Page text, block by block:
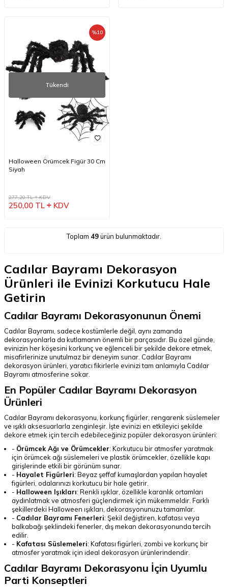
%10
Tükendi
Halloween Örümcek Figür 30 Cm
Siyah
277,20TL KDV
250,00 TL KDV
Toplam 49ürün bulunmaktadır.
Cadılar Bayramı Dekorasyon
Ürünleri ile Evinizi Korkutucu Hale
Getirin
Cadılar Bayramı Dekorasyonunun Önemi
Cadılar Bayramı, sadece kostümlerle değil, aynı zamanda
dekorasyonlarla da kutlamanın önemli bir parçasıdır. Bu özel günde,
evinizin her köşesini korkunç ve eğlenceli bir şekilde dekore etmek,
misafirlerinize unutulmaz bir deneyim sunar. Cadılar Bayramı
dekorasyon ürünleri, yaratıcı fikirlerle evinizi tam anlamıyla Cadılar
Bayramı atmosferine sokar.
En Popüler Cadılar Bayramı Dekorasyon
Ürünleri
Cadılar Bayramı dekorasyonu, korkunç figürler, rengarenk süslemeler
ve ışıklı aksesuarlarla zenginleşir. İşte evinizi en etkileyici şekilde
dekore etmek için tercih edebileceğiniz popüler dekorasyon ürünleri:
- Örümcek Ağı ve Örümcekler: Korkutucu bir atmosfer yaratmak
için örümcek ağı süslemeleri ve plastik örümcekler, özellikle kapı
girişlerinde etkili bir görünüm sunar.
- Hayalet Figürleri: Beyaz şeffaf kumaşlardan yapılan hayalet
figürleri, odalarınızı korkutucu bir hale getirir.
- Halloween Işıkları: Renkli ışıklar, özellikle karanlık ortamları
aydınlatmak ve atmosferi güçlendirmek için mükemmeldir. Farklı
şekillerdeki Halloween ışıkları, dekorasyonunuzu tamamlar.
- Cadılar Bayramı Fenerleri: Şekil değiştiren, kafatası veya
balkabağı şeklindeki fenerler, dış mekan dekorasyonunda tercih
edilir.
- Kafatası Süslemeleri: Kafatası figürleri, zombi ve korkunç bir
atmosfer yaratmak için ideal dekorasyon ürünlerindendir.
Cadılar Bayramı Dekorasyonu İçin Uyumlu
Parti Konseptleri